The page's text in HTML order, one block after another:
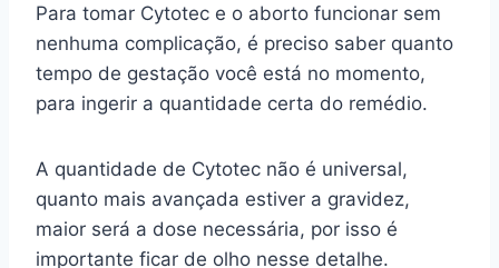
Para tomar Cytotec e o aborto funcionar sem
nenhuma complicação, é preciso saber quanto
tempo de gestação você está no momento,
para ingerir a quantidade certa do remédio.
A quantidade de Cytotec não é universal,
quanto mais avançada estiver a gravidez,
maior será a dose necessária, por isso é
importante ficar de olho nesse detalhe.